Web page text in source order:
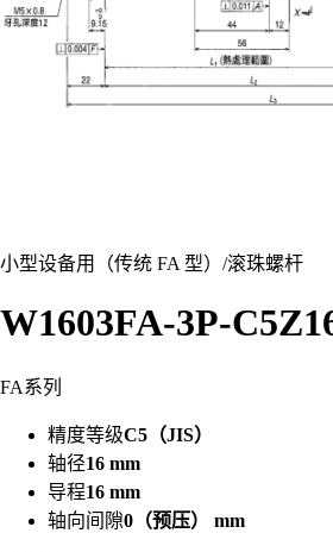
小型设备用（传统 FA 型） /滚珠螺杆
W1603FA-3P-
FA系列
精度等级C5（JIS）
轴径16 mm
导程16 mm
轴向间隙0（预压） mm